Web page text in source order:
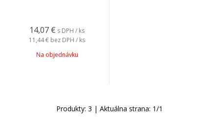
14,07 € s DPH / ks
11,44 € bez DPH / ks
Na objednávku
Produkty: 3 | Aktuálna strana: 1/1